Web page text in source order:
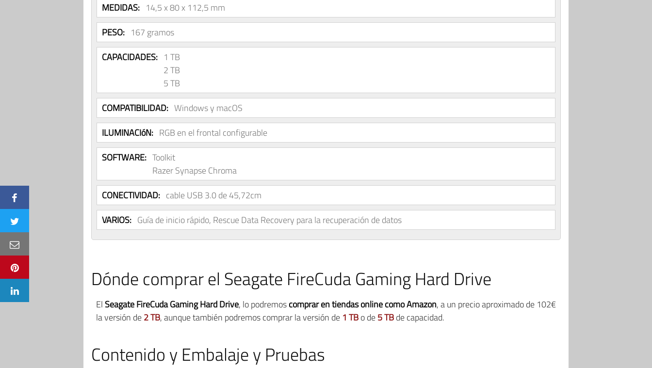
MEDIDAS: 14,5 x 80 x 112,5 mm
PESO: 167 gramos
CAPACIDADES: 1 TB
2 TB
5 TB
COMPATIBILIDAD: Windows y macOS
ILUMINACIóN: RGB en el frontal configurable
SOFTWARE: Toolkit
Razer Synapse Chroma
CONECTIVIDAD: cable USB 3.0 de 45,72cm
VARIOS: Guía de inicio rápido, Rescue Data Recovery para la recuperación de datos
Dónde comprar el Seagate FireCuda Gaming Hard Drive
El Seagate FireCuda Gaming Hard Drive, lo podremoscomprar en tiendas online como Amazon, a un precio aproximado de 102€
la versión de2 TB, aunque también podremos comprar la versión de 1 TBo de5 TBde capacidad.
Contenido y Embalaje y Pruebas